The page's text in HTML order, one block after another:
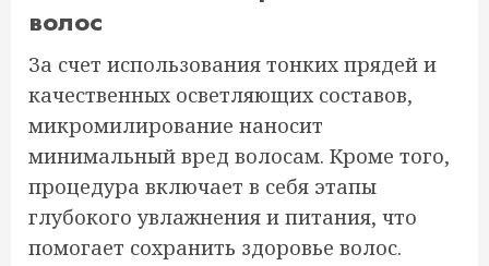
волос
За счет использования тонких прядей и
качественных осветляющих составов,
микромилирование наносит
минимальный вред волосам. Кроме того,
процедура включает в себя этапы
глубокого увлажнения и питания, что
помогает сохранить здоровье волос.